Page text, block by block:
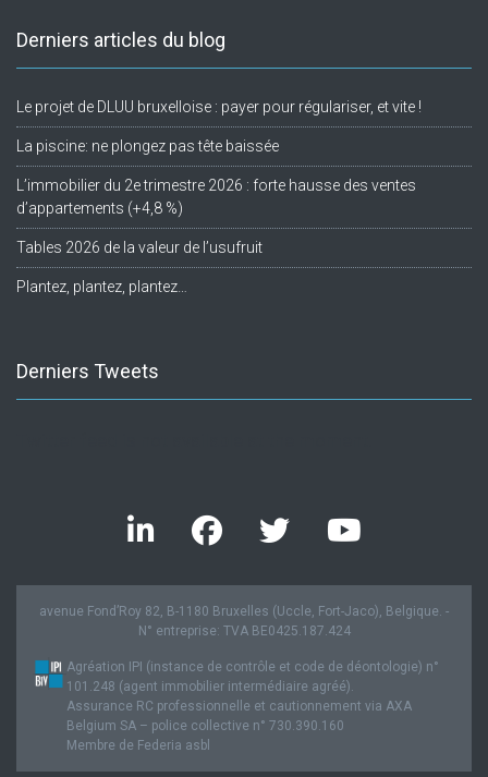
Derniers articles du blog
Le projet de DLUU bruxelloise : payer pour régulariser, et vite !
La piscine: ne plongez pas tête baissée
L’immobilier du 2e trimestre 2026 : forte hausse des ventes
d’appartements (+4,8 %)
Tables 2026 de la valeur de l’usufruit
Plantez, plantez, plantez…
Derniers Tweets
avenue Fond’Roy 82, B-1180 Bruxelles (Uccle, Fort-Jaco), Belgique. -
N° entreprise: TVA BE0425.187.424
Agréation IPI (instance de contrôle et code de déontologie) n°
101.248 (agent immobilier intermédiaire agréé).
Assurance RC professionnelle et cautionnement via AXA
Belgium SA – police collective n° 730.390.160
Membre de Federia asbl